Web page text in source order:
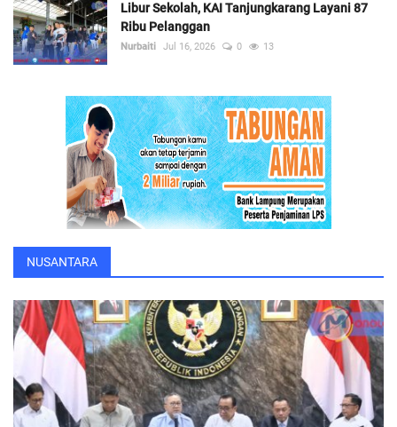
Libur Sekolah, KAI Tanjungkarang Layani 87
Ribu Pelanggan
Nurbaiti Jul 16, 2026 0 13
NUSANTARA